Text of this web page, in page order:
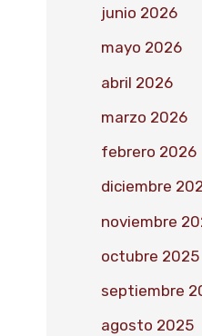
junio 2026
mayo 2026
abril 2026
marzo 2026
febrero 2026
diciembre
noviembre
octubre 2025
septiembre
agosto 2025